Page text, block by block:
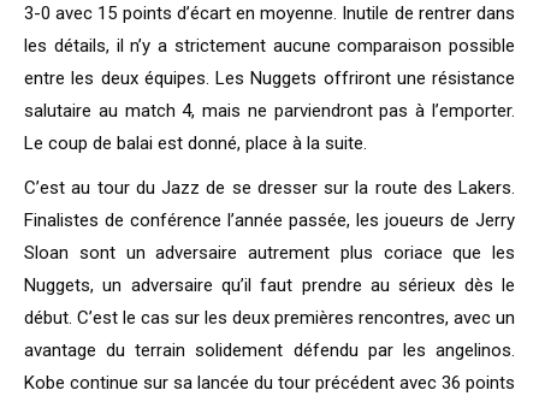
3-0 avec 15 points d’écart en moyenne. Inutile de rentrer dans
les détails, il n’y a strictement aucune comparaison possible
entre les deux équipes. Les Nuggets offriront une résistance
salutaire au match 4, mais ne parviendront pas à l’emporter.
Le coup de balai est donné, place à la suite.
C’est au tour du Jazz de se dresser sur la route des Lakers.
Finalistes de conférence l’année passée, les joueurs de Jerry
Sloan sont un adversaire autrement plus coriace que les
Nuggets, un adversaire qu’il faut prendre au sérieux dès le
début. C’est le cas sur les deux premières rencontres, avec un
avantage du terrain solidement défendu par les angelinos.
Kobe continue sur sa lancée du tour précédent avec 36 points